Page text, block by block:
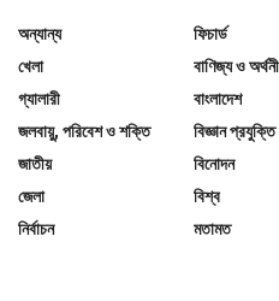
অন্যান্য
খেলা
গ্যালারী
জলবায়ু, পরিবেশ ও শক্তি
জাতীয়
জেলা
নির্বাচন
ফিচার্ড
বাণিজ্য ও
বাংলাদেশ
বিজ্ঞান প্রযুক্তি
বিনোদন
বিশ্ব
মতামত